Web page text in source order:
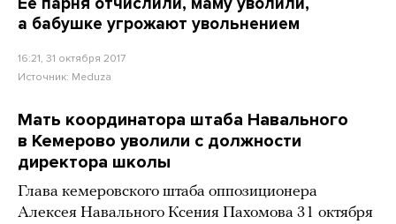
а бабушке угрожают увольнением
16:21, 31 октября 2017
Источник: Meduza
Мать координатора штаба Навального
в Кемерово уволили с должности
директора школы
Глава кемеровского штаба оппозиционера
Алексея Навального Ксения Пахомова 31 октября